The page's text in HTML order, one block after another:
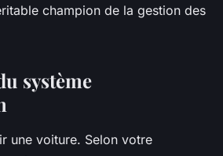
champion de la gestion des
système
une voiture. Selon votre